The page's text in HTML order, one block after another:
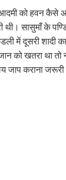
को हवन कैसे
थी। सासुमाँ के
में दूसरी शादी
को खतरा था तो
जाप कराना जरूरी